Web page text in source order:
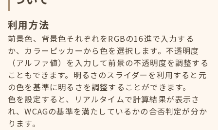
利用方法
前景色、背景色それぞれをRGBの16進で入力する
か、カラーピッカーから色を選択します。不透明度
（アルファ値）を入力して前景の不透明度を調整する
こともできます。明るさのスライダーを利用すると元
の色を基準に明るさを調整することができます。
色を設定すると、リアルタイムで計算結果が表示さ
れ、WCAGの基準を満たしているかの合否判定が分か
ります。